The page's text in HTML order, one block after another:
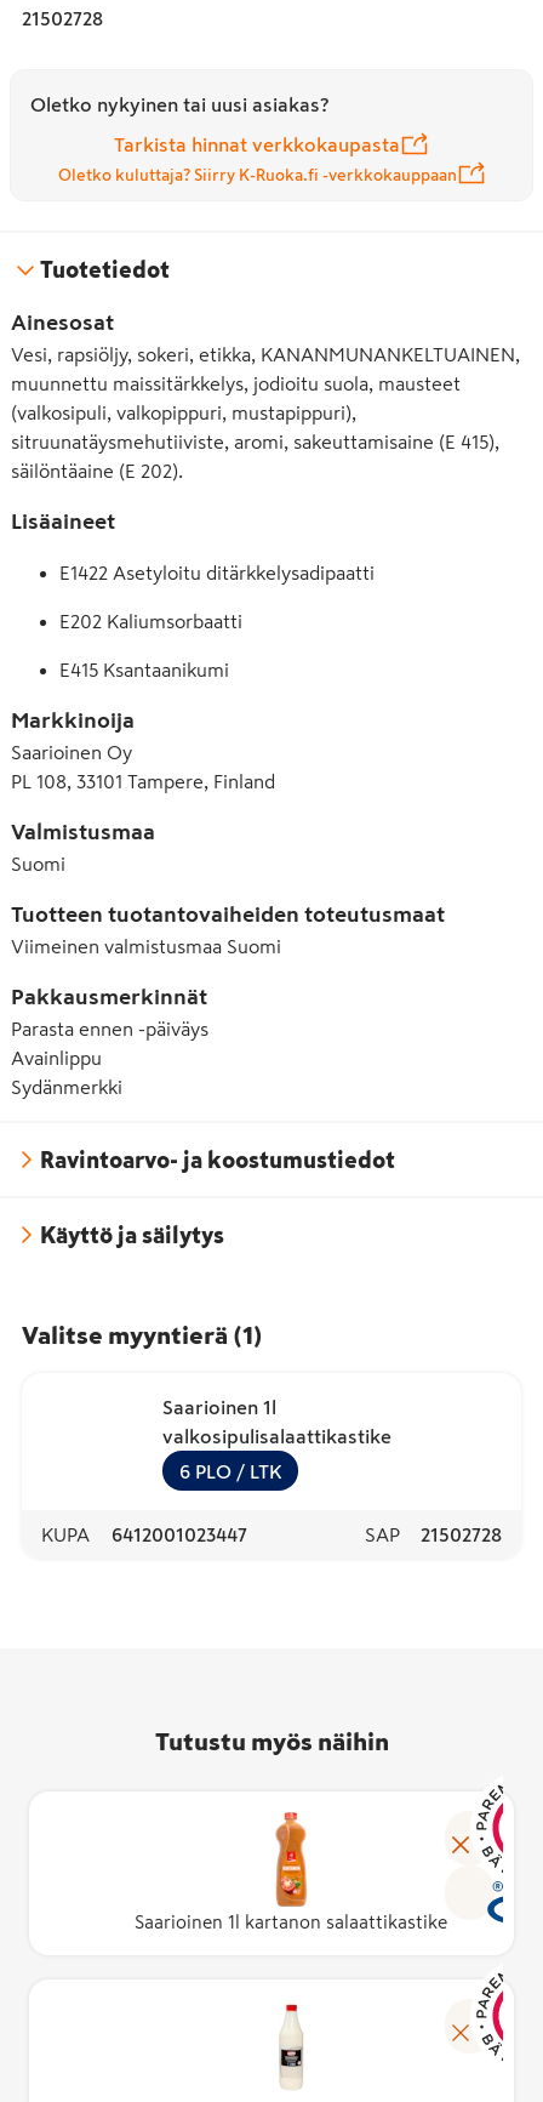
21502728
Oletko nykyinen tai uusi asiakas?
Tarkista hinnat verkkokaupasta
Oletko kuluttaja? Siirry K-Ruoka.fi -verkkokauppaan
Tuotetiedot
Ainesosat
Vesi, rapsiöljy, sokeri, etikka, KANANMUNANKELTUAINEN,
muunnettu maissitärkkelys, jodioitu suola, mausteet
(valkosipuli, valkopippuri, mustapippuri),
sitruunatäysmehutiiviste, aromi, sakeuttamisaine (E 415),
säilöntäaine (E 202).
Lisäaineet
E1422 Asetyloitu ditärkkelysadipaatti
E202 Kaliumsorbaatti
E415 Ksantaanikumi
Markkinoija
Saarioinen Oy
PL 108, 33101 Tampere, Finland
Valmistusmaa
Suomi
Tuotteen tuotantovaiheiden toteutusmaat
Viimeinen valmistusmaa Suomi
Pakkausmerkinnät
Parasta ennen -päiväys
Avainlippu
Sydänmerkki
Ravintoarvo- ja koostumustiedot
Käyttö ja säilytys
Valitse myyntierä (1 )
Saarioinen 1l
valkosipulisalaattikastike
6 PLO / LTK
KUPA 6412001023447 SAP 21502728
Tutustu myös näihin
Saarioinen 1l kartanon salaattikastike